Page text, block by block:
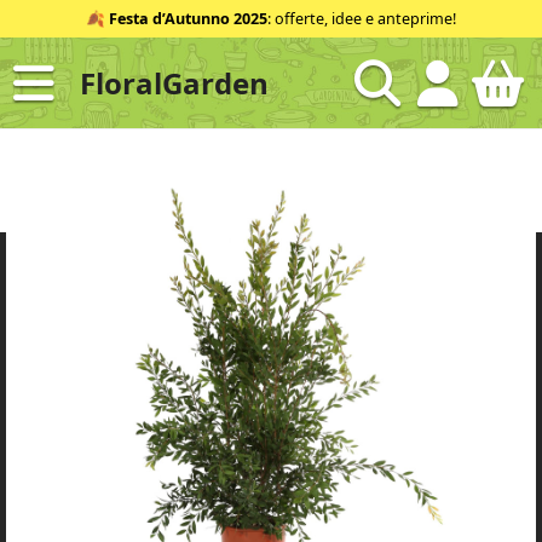
al
contenuto
ID
🍂 Festa d’Autunno 2025: offerte, idee e anteprime!
FloralGarden